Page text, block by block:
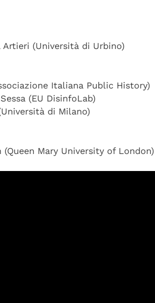
Artieri (Università di Urbino)
Italiana Public History)
(EU DisinfoLab)
di Milano)
(Queen Mary University of London)